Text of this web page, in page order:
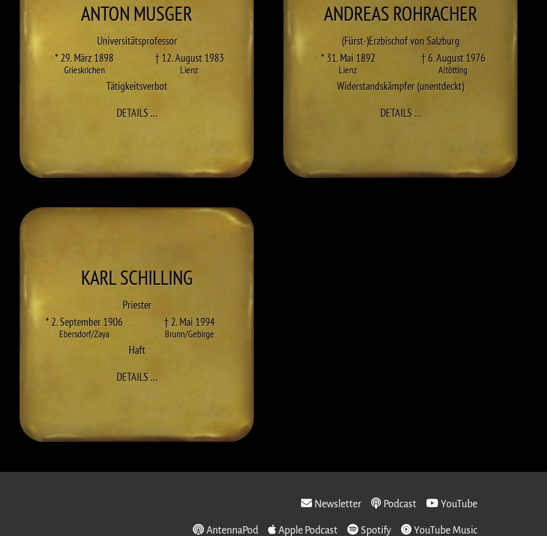
ANTONMUSGER
Universitätsprofessor
* 29. März 1898
Grieskrichen
† 12. August 1983
Lienz
Tätigkeitsverbot
DETAILS…ZU ANTON MUSGER
ANDREASROHRACHER
(Fürst-)Erzbischof von Salzburg
* 31. Mai 1892
Lienz
† 6. August 1976
Altötting
Widerstandskämpfer (unentdeckt)
DETAILS…ZU ANDREAS ROHRACHER
KARLSCHILLING
Priester
* 2. September 1906
Ebersdorf/Zaya
† 2. Mai 1994
Brunn/Gebirge
Haft
DETAILS…ZU KARL SCHILLING
Newsletter Podcast YouTube
AntennaPod Apple Podcast Spotify YouTube Music